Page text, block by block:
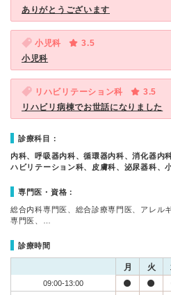
ありがとうございます
小児科
3.5
小児科
リハビリテーション科
3.5
リハビリ病棟でお世話になりました
診療科目：
内科、呼吸器内科、循環器内科、消化器内
ハビリテーション科、皮膚科、泌尿器科、
専門医・資格：
総合内科専門医、総合診療専門医、アレル
専門医、…
診療時間
月 火
09:00-13:00